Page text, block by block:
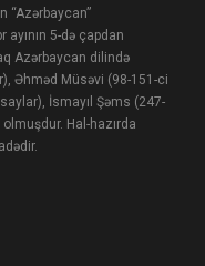
“Azərbaycan”
5-də çapdan
Azərbaycan dilində
Əhməd Müsəvi (98-151-ci
İsmayıl Şəms (247-
Hal-hazırda